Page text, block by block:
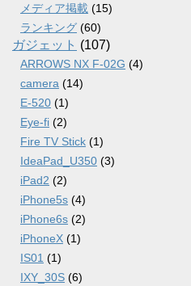
メディア掲載 (15)
ランキング (60)
ガジェット (107)
ARROWS NX F-02G (4)
camera (14)
E-520 (1)
Eye-fi (2)
Fire TV Stick (1)
IdeaPad_U350 (3)
iPad2 (2)
iPhone5s (4)
iPhone6s (2)
iPhoneX (1)
IS01 (1)
IXY_30S (6)